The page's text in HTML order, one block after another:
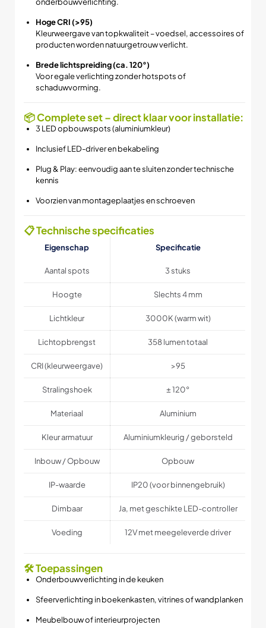
onderbouwverlichting.
Hoge CRI (>95)
Kleurweergave van topkwaliteit – voedsel, accessoires of
producten worden natuurgetrouw verlicht.
Brede lichtspreiding (ca. 120°)
Voor egale verlichting zonder hotspots of
schaduwvorming.
📦 Complete set – direct klaar voor installatie:
3 LED opbouwspots (aluminiumkleur)
Inclusief LED-driver en bekabeling
Plug & Play: eenvoudig aan te sluiten zonder technische
kennis
Voorzien van montageplaatjes en schroeven
📋 Technische specificaties
Eigenschap Specificatie
Aantal spots 3 stuks
Hoogte Slechts 4 mm
Lichtkleur 3000K (warm wit)
Lichtopbrengst 358 lumen totaal
CRI (kleurweergave) >95
Stralingshoek ± 120°
Materiaal Aluminium
Kleur armatuur Aluminiumkleurig / geborsteld
Inbouw / Opbouw Opbouw
IP-waarde IP20 (voor binnengebruik)
Dimbaar Ja, met geschikte LED-controller
Voeding 12V met meegeleverde driver
🛠 Toepassingen
Onderbouwverlichting in de keuken
Sfeerverlichting in boekenkasten, vitrines of wandplanken
Meubelbouw of interieurprojecten